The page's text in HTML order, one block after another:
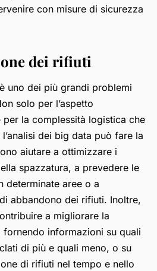
con misure di sicurezza
dei rifiuti
uno dei più grandi problemi
solo per l’aspetto
per la complessità logistica che
dei big data può fare la
aiutare a ottimizzare i
spazzatura, a prevedere le
determinate aree o a
abbandono dei rifiuti. Inoltre,
a migliorare la
informazioni su quali
di più e quali meno, o su
di rifiuti nel tempo e nello